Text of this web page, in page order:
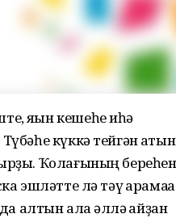
яҡын кешеһе иһә
күккә тейгән ҡатын
Ҡолағының береһен
эшләтте лә тәү ҡарамаҡҡа
алтын алҡа әллә ҡайҙан